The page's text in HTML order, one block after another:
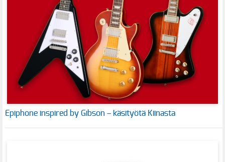
Epiphone inspired by Gibson – käsityötä Kiinasta